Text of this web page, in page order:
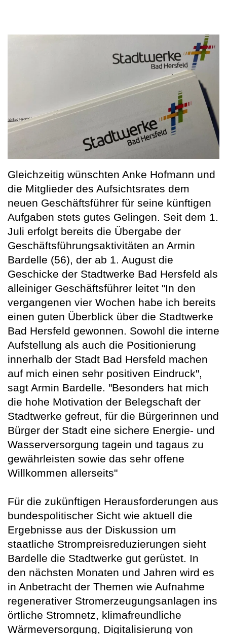
Gleichzeitig wünschten Anke Hofmann und
die Mitglieder des Aufsichtsrates dem
neuen Geschäftsführer für seine künftigen
Aufgaben stets gutes Gelingen. Seit dem 1.
Juli erfolgt bereits die Übergabe der
Geschäftsführungsaktivitäten an Armin
Bardelle (56), der ab 1. August die
Geschicke der Stadtwerke Bad Hersfeld als
alleiniger Geschäftsführer leitet "In den
vergangenen vier Wochen habe ich bereits
einen guten Überblick über die Stadtwerke
Bad Hersfeld gewonnen. Sowohl die interne
Aufstellung als auch die Positionierung
innerhalb der Stadt Bad Hersfeld machen
auf mich einen sehr positiven Eindruck",
sagt Armin Bardelle. "Besonders hat mich
die hohe Motivation der Belegschaft der
Stadtwerke gefreut, für die Bürgerinnen und
Bürger der Stadt eine sichere Energie- und
Wasserversorgung tagein und tagaus zu
gewährleisten sowie das sehr offene
Willkommen allerseits"
Für die zukünftigen Herausforderungen aus
bundespolitischer Sicht wie aktuell die
Ergebnisse aus der Diskussion um
staatliche Strompreisreduzierungen sieht
Bardelle die Stadtwerke gut gerüstet. In
den nächsten Monaten und Jahren wird es
in Anbetracht der Themen wie Aufnahme
regenerativer Stromerzeugungsanlagen ins
örtliche Stromnetz, klimafreundliche
Wärmeversorgung, Digitalisierung von